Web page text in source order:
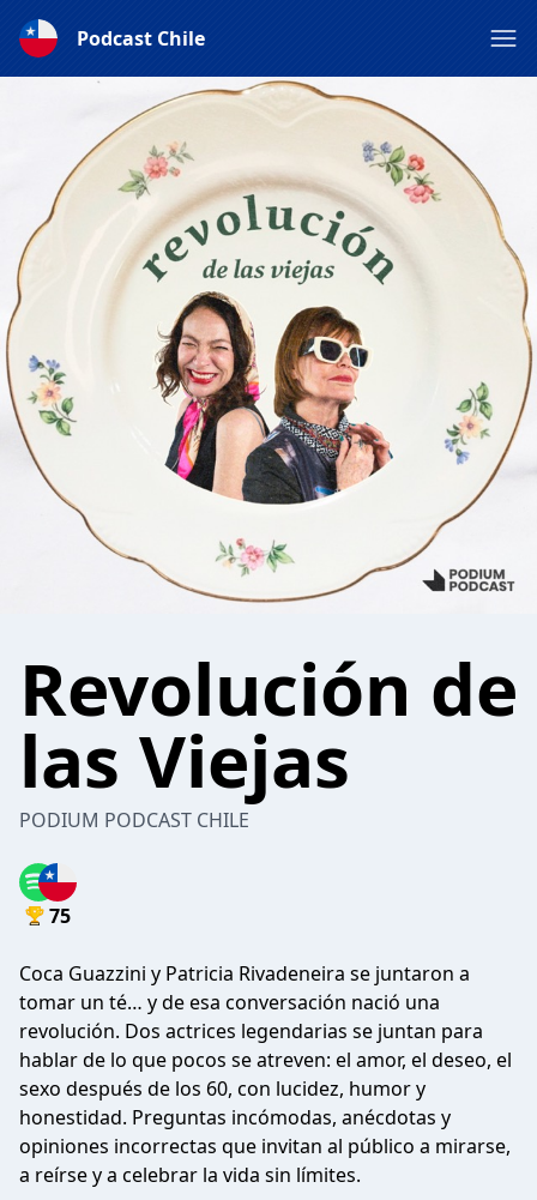
Podcast Chile
Revolución de
las Viejas
PODIUM PODCAST CHILE
75
Coca Guazzini y Patricia Rivadeneira se juntaron a
tomar un té… y de esa conversación nació una
revolución. Dos actrices legendarias se juntan para
hablar de lo que pocos se atreven: el amor, el deseo, el
sexo después de los 60, con lucidez, humor y
honestidad. Preguntas incómodas, anécdotas y
opiniones incorrectas que invitan al público a mirarse,
a reírse y a celebrar la vida sin límites.